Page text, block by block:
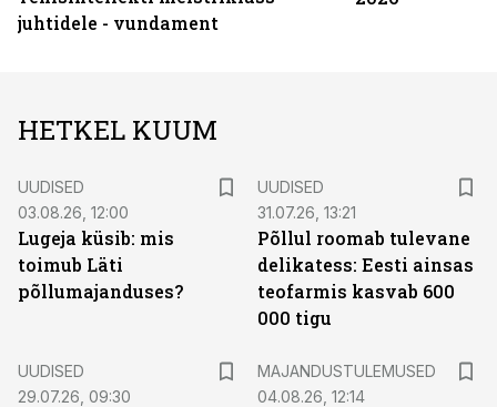
juhtidele - vundament
HETKEL KUUM
UUDISED
03.08.26, 12:00
Lugeja küsib: mis
toimub Läti
põllumajanduses?
UUDISED
31.07.26, 13:21
Põllul roomab tulevane
delikatess: Eesti ainsas
teofarmis kasvab 600
000 tigu
UUDISED
29.07.26, 09:30
MAJANDUSTULEMUSED
04.08.26, 12:14